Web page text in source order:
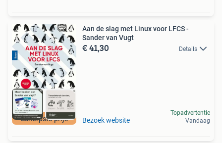
Scherpste prijs
Aan de slag met Linux voor LFCS -
Sander van Vugt
€ 41,30 Details
Bezoek website
Topadvertentie
Vandaag